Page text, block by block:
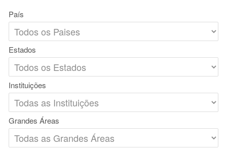
País
Estados
Instituições
Grandes Áreas